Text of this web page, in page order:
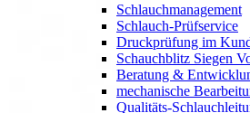
Schlauchmanagement
Schlauch-Prüfservice
Druckprüfung im
Schauchblitz Siegen
Beratung &
mechanische
Qualitäts-